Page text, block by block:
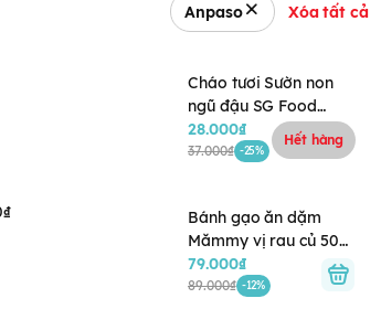
Anpaso Xóa tất cả
Cháo tươi Sườn non
ngũ đậu SG Food
240g (Trên 12 tháng)
28.000₫
37.000₫ -25%
Hết hàng
Bánh gạo ăn dặm
Mămmy vị rau củ 50g
(7M)
79.000₫
89.000₫ -12%